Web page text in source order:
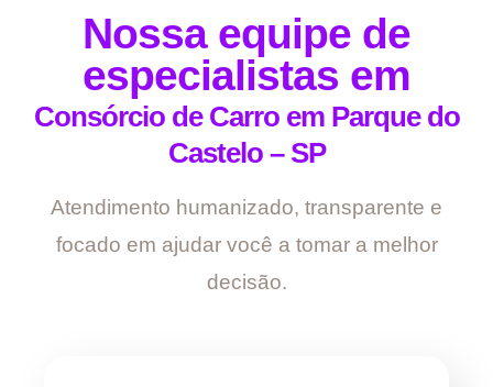
Nossa equipe de
especialistas em
Consórcio de Carro em Parque do
Castelo – SP
Atendimento humanizado, transparente e
focado em ajudar você a tomar a melhor
decisão.